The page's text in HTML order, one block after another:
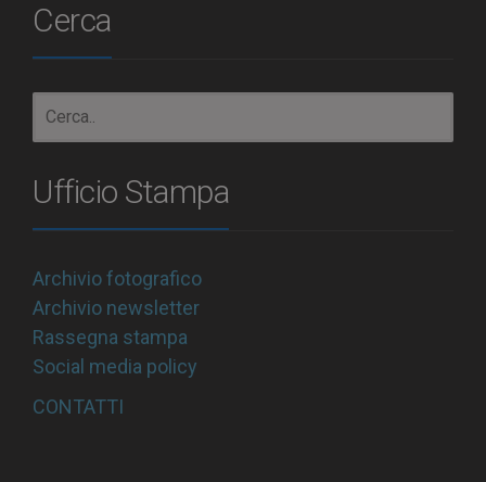
Cerca
Ufficio Stampa
Archivio fotografico
Archivio newsletter
Rassegna stampa
Social media policy
CONTATTI